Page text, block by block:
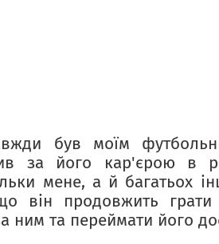
був моїм
за його кар'єрою в
мене, а й багатьох
він продовжить
ним та переймати його